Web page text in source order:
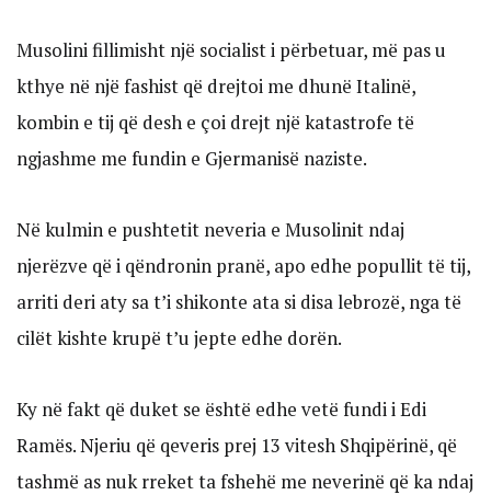
Musolini fillimisht një socialist i përbetuar, më pas u
kthye në një fashist që drejtoi me dhunë Italinë,
kombin e tij që desh e çoi drejt një katastrofe të
ngjashme me fundin e Gjermanisë naziste.
Në kulmin e pushtetit neveria e Musolinit ndaj
njerëzve që i qëndronin pranë, apo edhe popullit të tij,
arriti deri aty sa t’i shikonte ata si disa lebrozë, nga të
cilët kishte krupë t’u jepte edhe dorën.
Ky në fakt që duket se është edhe vetë fundi i Edi
Ramës. Njeriu që qeveris prej 13 vitesh Shqipërinë, që
tashmë as nuk rreket ta fshehë me neverinë që ka ndaj